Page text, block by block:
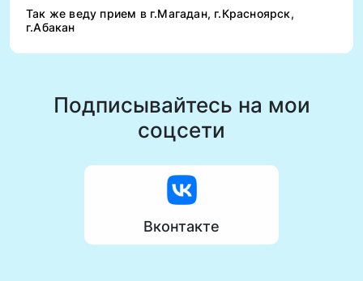
Так же веду прием в г.Магадан, г.Красноярск,
г.Абакан
Подписывайтесь на мои
соцсети
Вконтакте